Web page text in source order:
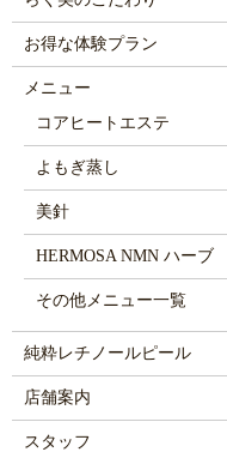
お得な体験プラン
メニュー
コアヒートエステ
よもぎ蒸し
美針
HERMOSA NMN ハーブ
その他メニュー一覧
純粋レチノールピール
店舗案内
スタッフ